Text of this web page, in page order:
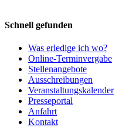
Schnell gefunden
Was erledige ich wo?
Online-Terminvergabe
Stellenangebote
Ausschreibungen
Veranstaltungskalender
Presseportal
Anfahrt
Kontakt